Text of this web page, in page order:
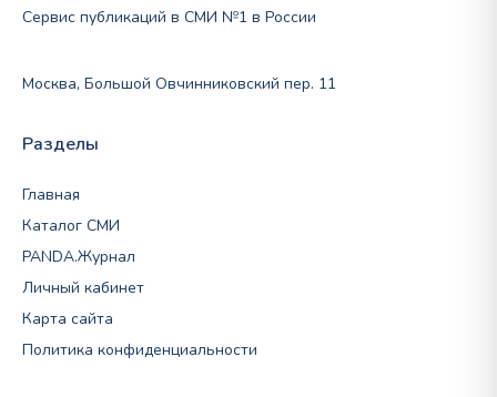
Сервис публикаций в СМИ №1 в России
Москва, Большой Овчинниковский пер. 11
Разделы
Главная
Каталог СМИ
PANDA.Журнал
Личный кабинет
Карта сайта
Политика конфиденциальности